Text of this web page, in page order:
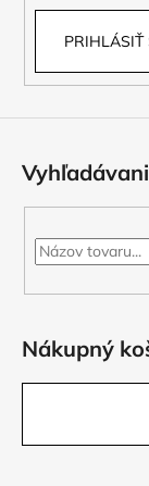
PRIHLÁSIŤ
Nákupný